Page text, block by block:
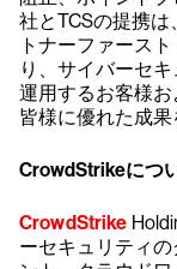
社とTCSの提携
トナーファース
り、サイバーセ
運用するお客様
皆様に優れた成果
CrowdStrikeにつ
CrowdStrike
ーセキュリティ